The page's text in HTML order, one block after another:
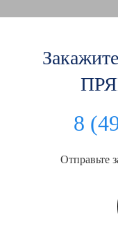
8
Отправьте